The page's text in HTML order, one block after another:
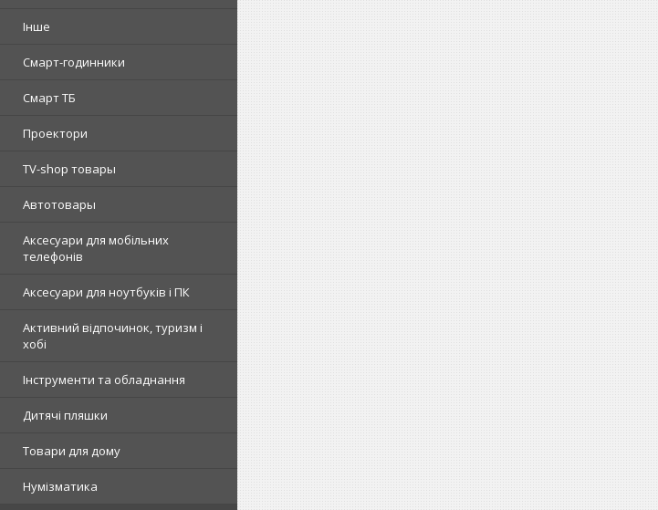
Інше
Смарт-годинники
Смарт ТБ
Проектори
TV-shop товары
Автотовары
Аксесуари для мобільних
телефонів
Аксесуари для ноутбуків і ПК
Активний відпочинок, туризм і
хобі
Інструменти та обладнання
Дитячі пляшки
Товари для дому
Нумізматика